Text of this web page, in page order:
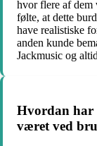
hvor flere af dem
følte, at dette
have realistiske
anden kunde
Jackmusic og
Hvordan har
været ved